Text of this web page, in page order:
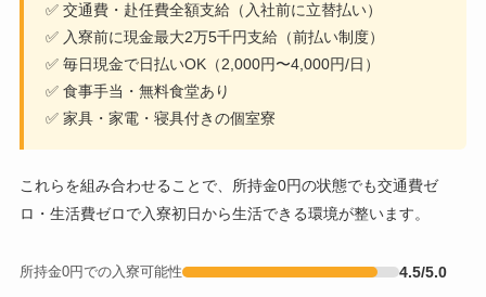
✅ 交通費・赴任費全額支給（入社前に立替払い）
✅ 入寮前に現金最大2万5千円支給（前払い制度）
✅ 毎日現金で日払いOK（2,000円〜4,000円/日）
✅ 食事手当・無料食堂あり
✅ 家具・家電・寝具付きの個室寮
これらを組み合わせることで、所持金0円の状態でも交通費ゼ
ロ・生活費ゼロで入寮初日から生活できる環境が整います。
所持金0円での入寮可能性 4.5/5.0